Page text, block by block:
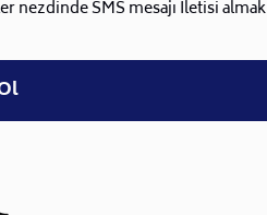
nezdinde SMS mesajı İletisi almak